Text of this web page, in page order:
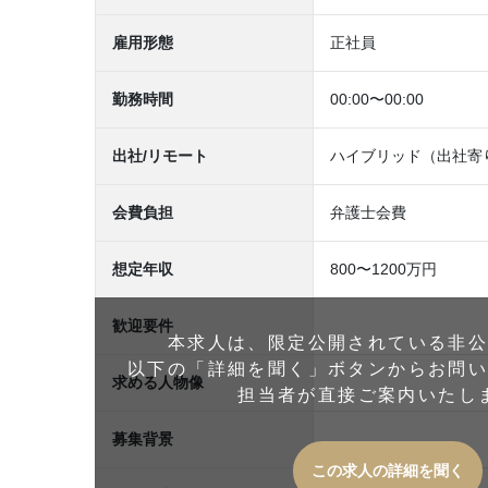
雇用形態 正社員
勤務時間 00:00〜00:00
出社/リモート ハイブリッド（出社寄
会費負担 弁護士会費
想定年収 800〜1200万円
本求人は、限定公開されている非
以下の「詳細を聞く」ボタンからお問
担当者が直接ご案内いたし
この求人の詳細を聞く
歓迎要件
求める人物像
募集背景